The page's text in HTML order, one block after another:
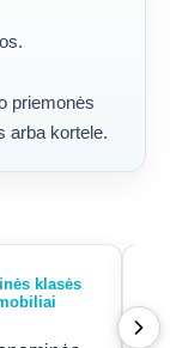
priemonės
arba kortele.
klasės